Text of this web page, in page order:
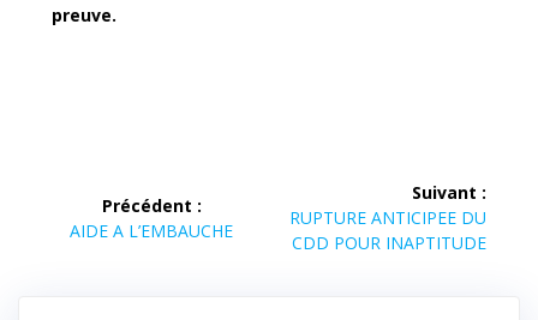
preuve.
Précédent :
AIDE A L’EMBAUCHE
Suivant :
RUPTURE ANTICIPEE DU
CDD POUR INAPTITUDE